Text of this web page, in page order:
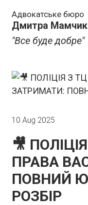
Адвокатське бюро
Дмитра
"Все буде добре"
10 Aug 2025
🎥
ПРАВА
ПОВНИЙ
РОЗБІР